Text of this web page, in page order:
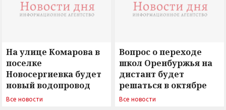
На улице Комарова в
поселке
Новосергиевка будет
новый водопровод
Все новости
Вопрос о переходе
школ Оренбуржья на
дистант будет
решаться в октябре
Все новости